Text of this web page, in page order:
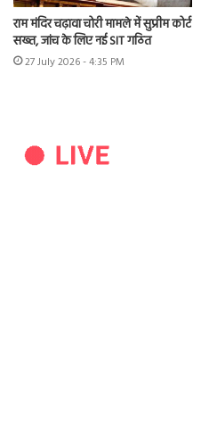
राम मंदिर चढ़ावा चोरी मामले में सुप्रीम कोर्ट
सख्त, जांच के लिए नई SIT गठित
27 July 2026 - 4:35 PM